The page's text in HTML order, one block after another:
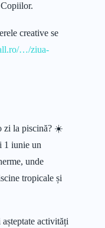
creative se
…/ziua-
zi la piscină? ☀️
1 iunie un
unde
tropicale și
activități